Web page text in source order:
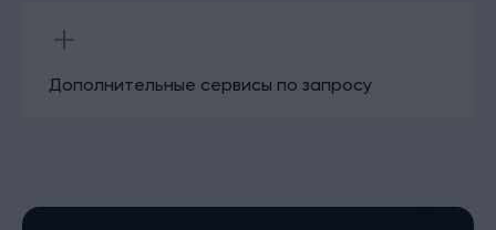
Дополнительные сервисы по запросу